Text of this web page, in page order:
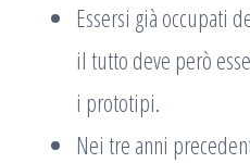
Essersi già occupati
il tutto deve però
i prototipi.
Nei tre anni